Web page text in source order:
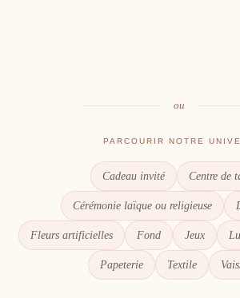
ou
PARCOURIR NOTRE
Cadeau invité Centre de
Cérémonie laïque ou religieuse
Fleurs artificielles Fond Jeux
Papeterie Textile